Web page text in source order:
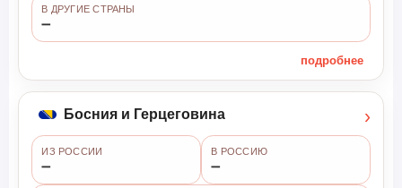
В ДРУГИЕ СТРАНЫ
➖
подробнее
Босния и Герцеговина ›
ИЗ РОССИИ
➖
В РОССИЮ
➖